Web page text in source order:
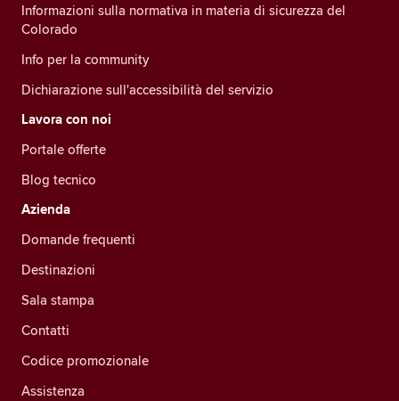
Informazioni sulla normativa in materia di sicurezza del
Colorado
Info per la community
Dichiarazione sull'accessibilità del servizio
Lavora con noi
Portale offerte
Blog tecnico
Azienda
Domande frequenti
Destinazioni
Sala stampa
Contatti
Codice promozionale
Assistenza